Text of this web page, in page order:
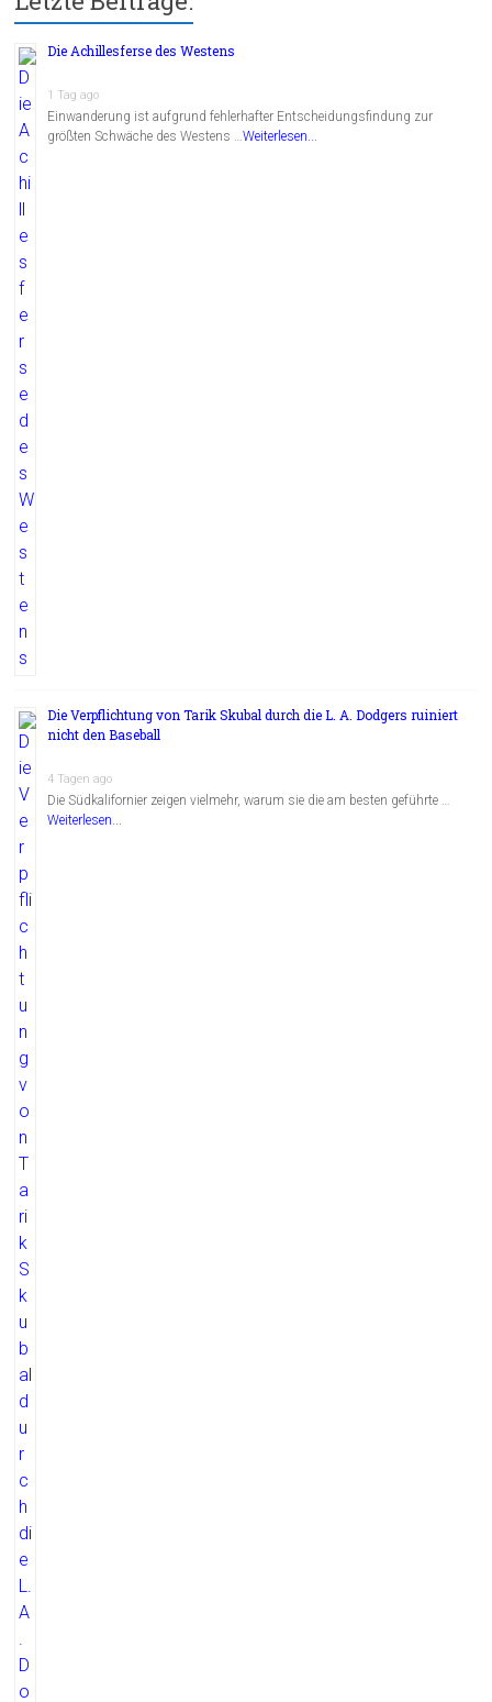
Die Achillesferse des Westens
1 Tag ago
Einwanderung ist aufgrund fehlerhafter Entscheidungsfindung zur
größten Schwäche des Westens …Weiterlesen...
Die Verpflichtung von Tarik Skubal durch die L. A. Dodgers ruiniert
nicht den Baseball
4 Tagen ago
Die Südkalifornier zeigen vielmehr, warum sie die am besten geführte …
Weiterlesen...